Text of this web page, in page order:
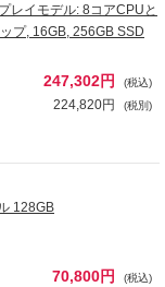
レイモデル: 8コアCPUと
プ, 16GB, 256GB SSD
247,302円 (税込)
224,820円 (税別)
128GB
70,800円 (税込)